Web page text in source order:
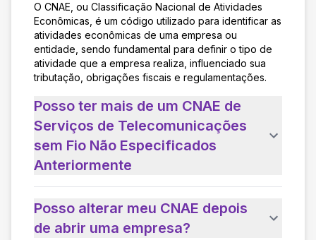
O CNAE, ou Classificação Nacional de Atividades
Econômicas, é um código utilizado para identificar as
atividades econômicas de uma empresa ou
entidade, sendo fundamental para definir o tipo de
atividade que a empresa realiza, influenciado sua
tributação, obrigações fiscais e regulamentações.
Posso ter mais de um CNAE de
Serviços de Telecomunicações
sem Fio Não Especificados
Anteriormente
Posso alterar meu CNAE depois
de abrir uma empresa?